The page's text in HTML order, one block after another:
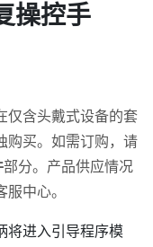
操控手
仅含头戴式设备的套
购买。如需订购，请
部分。产品供应情况
中心。
将进入引导程序模